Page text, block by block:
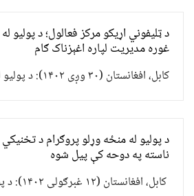
د ټلیفوني اړیکو مرکز فعالول؛ د پولیو
غوره مدیریت لپاره اغېزناک ګام
کابل، افغانستان (۳۰ وږی ۱۴۰۲): د پولیو له منځه وړلو...
د پولیو له منځه وړلو پروګرام د
ناسته په دوحه کې پیل شوه
کابل، افغانستان (۱۲ غبرګولی ۱۴۰۲): د پولیو له منځه وړلو...